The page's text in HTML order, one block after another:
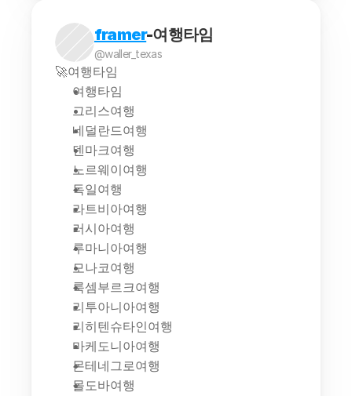
framer-여행타임
@waller_texas
🚀여행타임
여행타임
그리스여행
네덜란드여행
덴마크여행
노르웨이여행
독일여행
라트비아여행
러시아여행
루마니아여행
모나코여행
룩셈부르크여행
리투아니아여행
리히텐슈타인여행
마케도니아여행
몬테네그로여행
몰도바여행